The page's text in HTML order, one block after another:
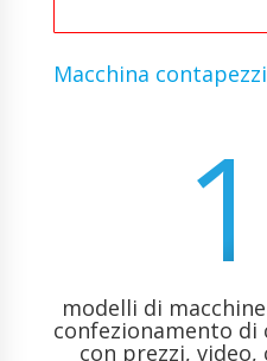
Macchina
modelli di
confezionamento di
con prezzi,